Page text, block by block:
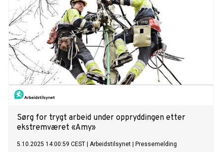
Sørg for trygt arbeid under oppryddingen etter
ekstremværet «Amy»
5.10.2025 14:00:59 CEST Arbeidstilsynet Pressemelding